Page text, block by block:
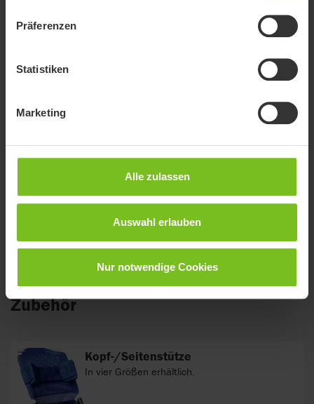
Präferenzen
Statistiken
Marketing
Alle zulassen
Auswahl erlauben
Nur notwendige Cookies
Die Manatee-Badeliege lässt sich bis auf eine
Sitzhöhe von 13 cm über den Boden absenken.
Aufbewahrung flach zusammenfalten.
Die Badeliege kann so flexibel eingestellt
werden, dass sie wahlweise in einer
werden kann.
Zubehör
Kopf-/Seitenstütze
In vier Größen erhältlich.